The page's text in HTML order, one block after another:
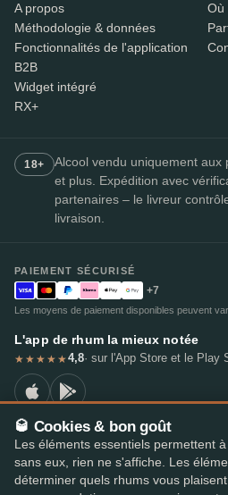
A propos
Méthodologie & données
Fonctionnalités de l'application
B2B
Widget intégré
RX+
Où
18+
Alcool vendu uniquement
et plus. Expédition avec
partenaires – le livreur
livraison.
PAIEMENT SÉCURISÉ
+7
Les moyens de paiement disponibles peuvent
L'app de rhum la mieux notée
★★★★★4,8· sur l'App Store et le Play
RumX® est une marque de l'Union européenne
Mentions légales Politique de
🥃 Cookies & bon goût
Les éléments essentiels permettent
sans eux, rien ne s'affiche. Les
déterminer quels rhums vous